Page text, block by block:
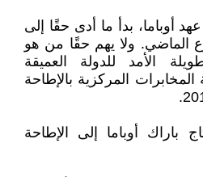
2011، في عهد أوباما، بدأ ما أدى حقًا إلى
الماضي. ولا يهم حقًا من هو
الأمد للدولة العميقة
المخابرات المركزية بالإطاحة
باراك أوباما إلى الإطاحة